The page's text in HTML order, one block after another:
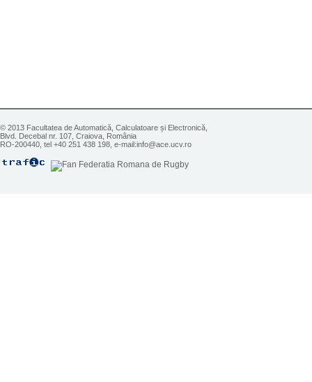
© 2013 Facultatea de Automatică, Calculatoare și Electronică,
Blvd. Decebal nr. 107, Craiova, România
RO-200440, tel +40 251 438 198, e-mail:info@ace.ucv.ro